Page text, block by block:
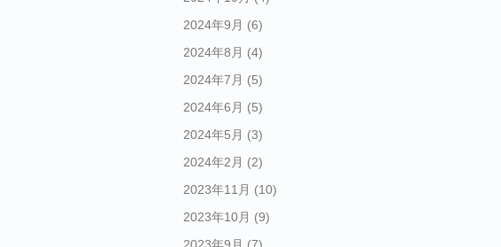
2024年9月 (6)
2024年8月 (4)
2024年7月 (5)
2024年6月 (5)
2024年5月 (3)
2024年2月 (2)
2023年11月 (10)
2023年10月 (9)